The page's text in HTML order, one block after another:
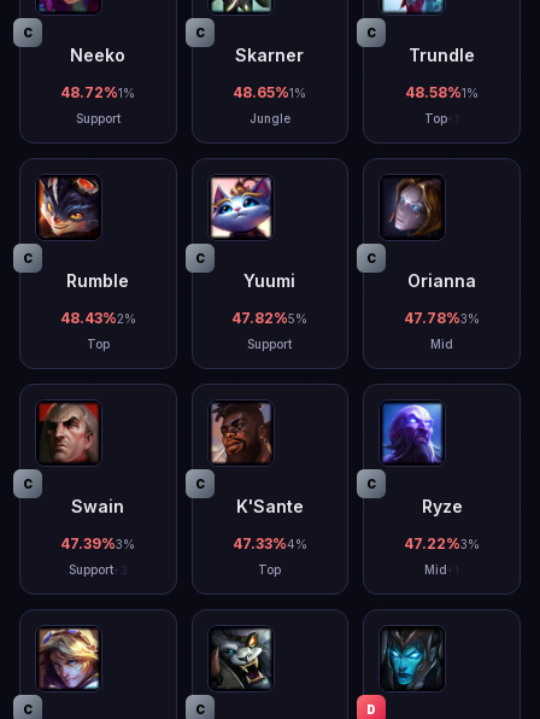
C
Neeko
48.72%1%
Support
C
Skarner
48.65%1%
Jungle
C
Trundle
48.58%1%
Top+ 1
C
Rumble
48.43%2%
Top
C
Yuumi
47.82%5%
Support
C
Orianna
47.78%3%
Mid
C
Swain
47.39%3%
Support+ 3
C
K'Sante
47.33%4%
Top
C
Ryze
47.22%3%
Mid+ 1
C C D